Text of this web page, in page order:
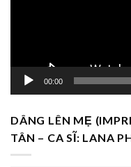
00:00
DÂNG LÊN MẸ
TÂN – CA SĨ: LANA